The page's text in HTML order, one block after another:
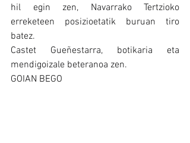
hil egin zen, Navarrako Tertzioko
erreketeen posizioetatik buruan tiro
batez.
Castet Gueñestarra, botikaria eta
mendigoizale beteranoa zen.
GOIAN BEGO